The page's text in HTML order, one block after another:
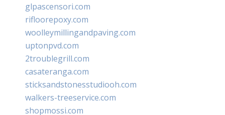
glpascensori.com
rifloorepoxy.com
woolleymillingandpaving.com
uptonpvd.com
2troublegrill.com
casateranga.com
sticksandstonesstudiooh.com
walkers-treeservice.com
shopmossi.com